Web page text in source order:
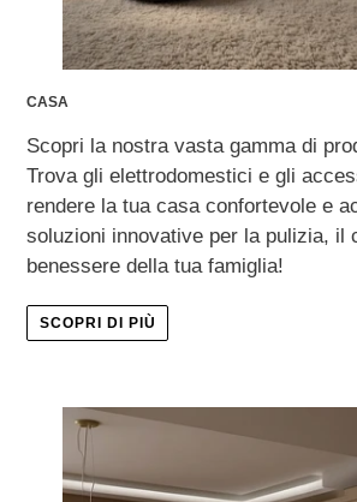
CASA
Scopri la nostra vasta gamma di
Trova gli elettrodomestici e gli
rendere la tua casa confortevole e
soluzioni innovative per la pulizia, il
benessere della tua famiglia!
SCOPRI DI PIÙ